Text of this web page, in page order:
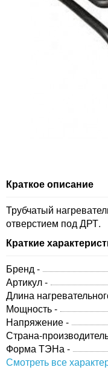
Краткое описание
Трубчатый
отверстием под ДРТ.
Краткие
Бренд -
Артикул -
Длина
Мощность -
Напряжение -
Страна-
Форма ТЭНа -
Смотреть все